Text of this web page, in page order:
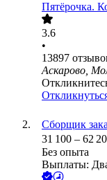
Пятёрочка.
3.6
•
13897
Аскарово,
Сборщик
31 100 – 62
Без опыта
Выплаты: